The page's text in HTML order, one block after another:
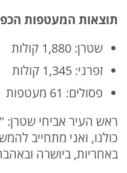
תוצאות המעטפות
שטרן: 1,880 קולות
זפרני: 1,345 קולות
פסולים: 61 מעטפות
ראש העיר אביחי שטרן:
כולנו, ואני מתחייב
באחריות, ביושרה